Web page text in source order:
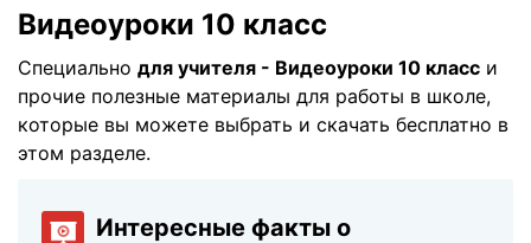
Видеоуроки 10 класс
Специально для учителя - Видеоуроки 10 класс и
прочие полезные материалы для работы в школе,
которые вы можете выбрать и скачать бесплатно в
этом разделе.
Интересные факты о